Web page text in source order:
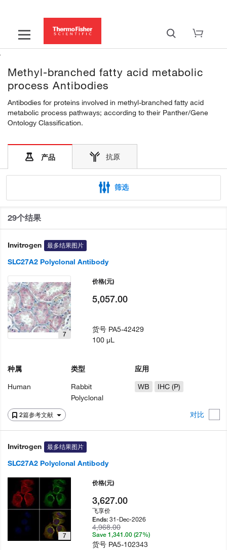
Methyl-branched fatty acid metabolic
process Antibodies
Antibodies for proteins involved in methyl-branched fatty acid
metabolic process pathways; according to their Panther/Gene
Ontology Classification.
产品 抗原
筛选
29个结果
Invitrogen 最多结果图片
SLC27A2 Polyclonal Antibody
2篇参考文献 对比
7
种属
Human
类型
Rabbit
Polyclonal
应用
WB
IHC (P)
价格(元)
5,057.00
货号 PA5-42429
100 µL
Invitrogen 最多结果图片
SLC27A2 Polyclonal Antibody
7
价格(元)
3,627.00
飞享价
Ends:31-Dec-2026
4,968.00
Save 1,341.00 (27%)
货号 PA5-102343